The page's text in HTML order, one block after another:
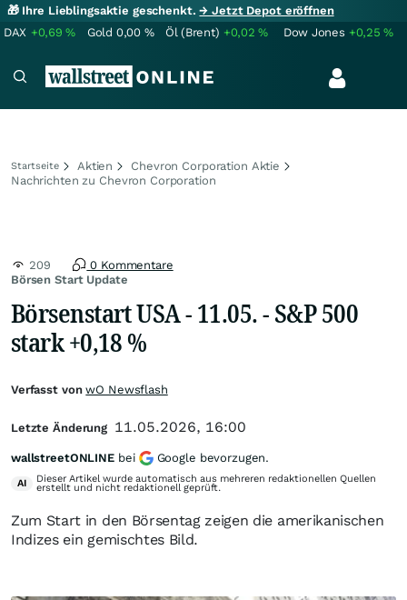
🎁 Ihre Lieblingsaktie geschenkt.→ Jetzt Depot eröffnen
DAX +0,69% Gold 0,00 % Öl (Brent) +0,02% Dow Jones +0,25%
Startseite Aktien
Chevron Corporation Aktie
Nachrichten zu Chevron Corporation
Börsen Start Update
209 0 Kommentare
Börsenstart USA - 11.05. - S&P 500
stark +0,18 %
Zum Start in den Börsentag zeigen die amerikanischen
Indizes ein gemischtes Bild.
Verfasst vonwO Newsflash
Letzte Änderung 11.05.2026, 16:00
wallstreetONLINE bei Google bevorzugen.
AI Dieser Artikel wurde automatisch aus mehreren redaktionellen Quellen
erstellt und nicht redaktionell geprüft.